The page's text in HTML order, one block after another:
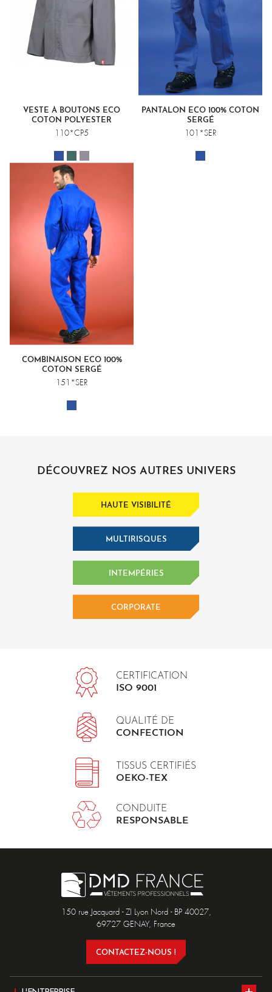
VESTE À BOUTONS ECO
COTON POLYESTER
110*CP5
PANTALON ECO 100% COTON
SERGÉ
101*SER
COMBINAISON ECO 100%
COTON SERGÉ
151*SER
DÉCOUVREZ NOS AUTRES UNIVERS
HAUTE VISIBILITÉ
MULTIRISQUES
INTEMPÉRIES
CORPORATE
CERTIFICATION
ISO 9001
QUALITÉ DE
CONFECTION
TISSUS CERTIFIÉS
OEKO-TEX
CONDUITE
RESPONSABLE
150 rue Jacquard - ZI Lyon Nord - BP 40027,
69727 GENAY, France
CONTACTEZ-NOUS !